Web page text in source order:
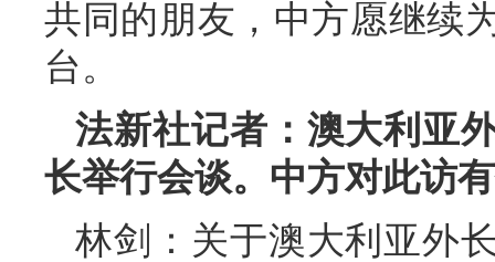
共同的朋友，中方愿继续
台。
法新社记者：澳大利亚
长举行会谈。中方对此访
林剑：关于澳大利亚外